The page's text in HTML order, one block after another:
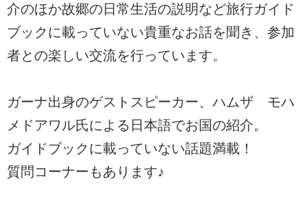
介のほか故郷の日常生活の説明など旅行ガイド
ブックに載っていない貴重なお話を聞き、参加
者との楽しい交流を行っています。
ガーナ出身のゲストスピーカー、ハムザ モハ
メドアワル氏による日本語でお国の紹介。
ガイドブックに載っていない話題満載！
質問コーナーもあります♪